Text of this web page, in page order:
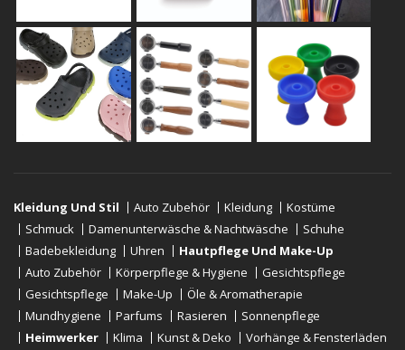
Kleidung Und Stil Auto Zubehör Kleidung
Kostüme
Schmuck
Damenunterwäsche & Nachtwäsche
Schuhe
Badebekleidung
Uhren
Hautpflege Und Make-Up
Auto Zubehör
Körperpflege & Hygiene
Gesichtspflege
Gesichtspflege
Make-Up
Öle & Aromatherapie
Mundhygiene
Parfums Rasieren
Sonnenpflege
Heimwerker
Klima Kunst & Deko Vorhänge & Fensterläden